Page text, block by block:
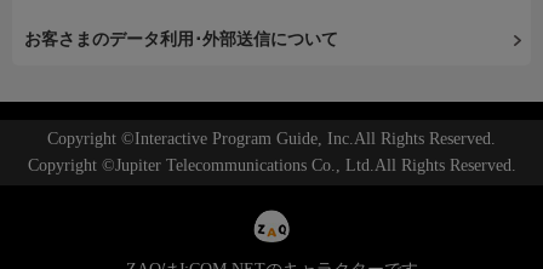
お客さまのデータ利用･外部送信について
Copyright ©Interactive Program Guide, Inc.All Rights Reserved.
Copyright ©Jupiter Telecommunications Co., Ltd.All Rights Reserved.